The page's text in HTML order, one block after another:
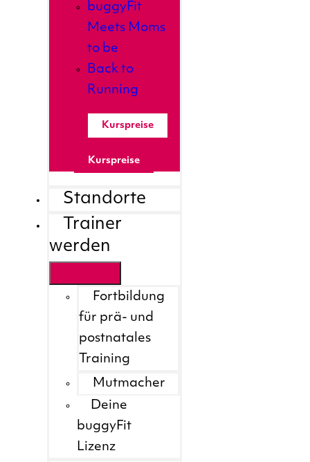
buggyFit
Meets Moms
to be
Back to
Running
Kurspreise
Kurspreise
Standorte
Trainer
werden
Fortbildung
für prä- und
postnatales
Training
Mutmacher
Deine
buggyFit
Lizenz